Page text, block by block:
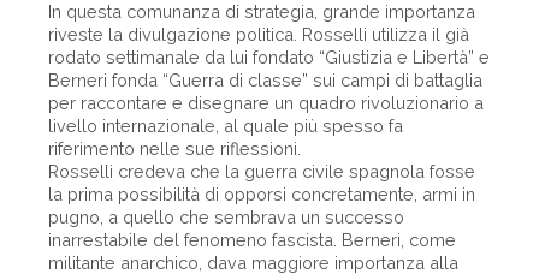
In questa comunanza di strategia, grande importanza
riveste la divulgazione politica. Rosselli utilizza il già
rodato settimanale da lui fondato “Giustizia e Libertà” e
Berneri fonda “Guerra di classe” sui campi di battaglia
per raccontare e disegnare un quadro rivoluzionario a
livello internazionale, al quale più spesso fa
riferimento nelle sue riflessioni.
Rosselli credeva che la guerra civile spagnola fosse
la prima possibilità di opporsi concretamente, armi in
pugno, a quello che sembrava un successo
inarrestabile del fenomeno fascista. Berneri, come
militante anarchico, dava maggiore importanza alla